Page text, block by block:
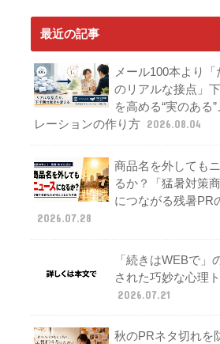
最近の記事
メール100本より「
のリアルな接点」
を高める“実のある
レーションの作り方 2026.08.04
商品名を外しても
るか？「猛暑対策
につながる残暑PR
2026.07.28
「続きはWEBで」
された巧妙な心理
2026.07.21
秋のPRネタ切れを